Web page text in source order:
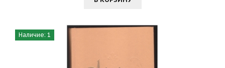
Наличие: 1